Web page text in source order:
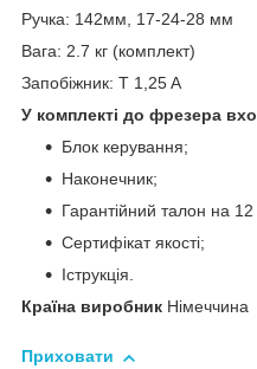
Ручка: 142мм, 17-24-28 мм
Вага: 2.7 кг (комплект)
Запобіжник: T 1,25 A
У комплекті до фрезера
Блок керування;
Наконечник;
Гарантійний талон на 12
Сертифікат якості;
Іструкція.
Країна виробник Німеччина
Приховати